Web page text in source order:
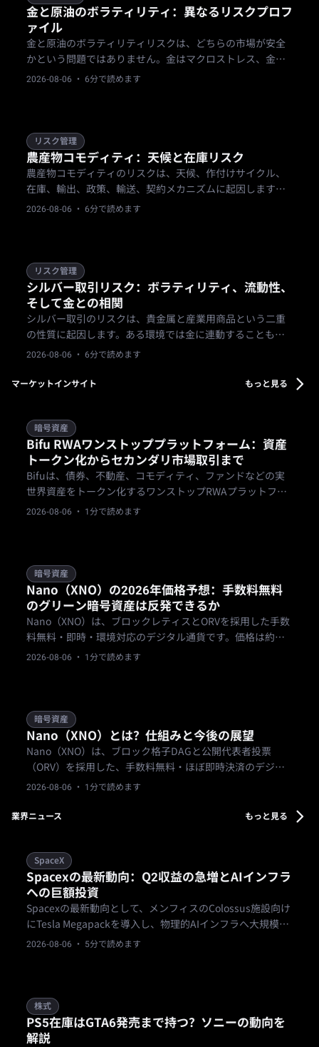
金と原油のボラティリティ：異なるリスクプロフ
ァイル
金と原油のボラティリティリスクは、どちらの市場が安全
かという問題ではありません。金はマクロストレス、金
利、ドルに反応し、原油は需給、在庫、地政学に反応しま
2026-08-06 · 6分で読めます
リスク管理
農産物コモディティ：天候と在庫リスク
農産物コモディティのリスクは、天候、作付けサイクル、
在庫、輸出、政策、輸送、契約メカニズムに起因します。
これらの市場はレポートや予測の変化に伴いギャップが生
2026-08-06 · 6分で読めます
リスク管理
シルバー取引リスク：ボラティリティ、流動性、
そして金との相関
シルバー取引のリスクは、貴金属と産業用商品という二重
の性質に起因します。ある環境では金に連動することもあ
りますが、その関係は崩れる可能性があります。トレーダ
急激なボラティリティ、薄い流動性、スプレッドの変化、
2026-08-06 · 6分で読めます
マーケットインサイト もっと見る
暗号資産
Bifu RWAワンストッププラットフォーム：資産
トークン化からセカンダリ市場取引まで
Bifuは、債券、不動産、コモディティ、ファンドなどの実
世界資産をトークン化するワンストップRWAプラットフォ
ームです。
2026-08-06 · 1分で読めます
暗号資産
Nano（XNO）の2026年価格予想：手数料無料
のグリーン暗号資産は反発できるか
Nano（XNO）は、ブロックレティスとORVを採用した手数
料無料・即時・環境対応のデジタル通貨です。価格は約
$0.40、時価総額は$53 million、固定供給量は133.25Mで
2026-08-06 · 1分で読めます
暗号資産
Nano（XNO）とは？仕組みと今後の展望
Nano（XNO）は、ブロック格子DAGと公開代表者投票
（ORV）を採用した、手数料無料・ほぼ即時決済のデジタ
ル通貨です。固定供給、エネルギー効率が高く、支払いに
クロトランザクション、送金、日常的な価値移転に最適で
2026-08-06 · 1分で読めます
業界ニュース もっと見る
SpaceX
Spacexの最新動向：Q2収益の急増とAIインフラ
への巨額投資
Spacexの最新動向として、メンフィスのColossus施設向け
にTesla Megapackを導入し、物理的AIインフラへ大規模な
資本を振り向けていることが確認されました。これと同時
しています。
2026-08-06 · 5分で読めます
株式
PS5在庫はGTA6発売まで持つ？ソニーの動向を
解説